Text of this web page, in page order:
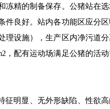
冻精的制备保存。公猪站在
件良好。站内各功能区应分
理设施），生产区内净污道
，配有运动场满足公猪的活
征明显、无外形缺陷、性欲